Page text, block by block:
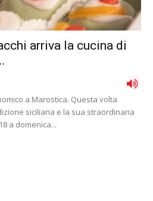
arriva la cucina di
a Marostica. Questa volta
siciliana e la sua straordinaria
a domenica...